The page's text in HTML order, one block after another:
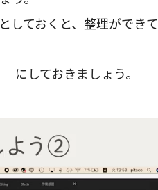
しておくと、整理ができて
にしておきましょう。